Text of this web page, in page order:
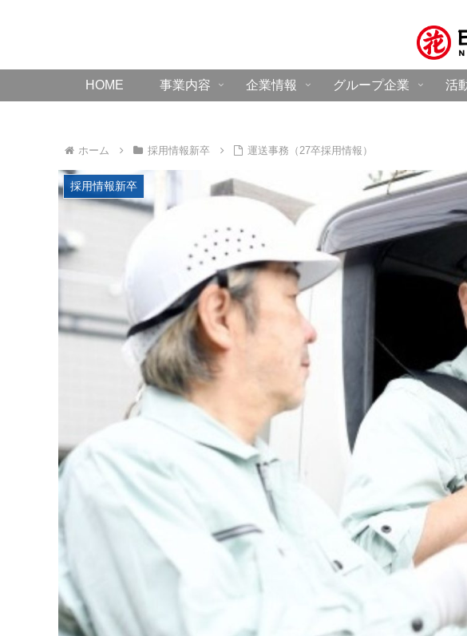
HOME 事業内容 企業情報 グループ企業 活
ホーム 採用情報新卒 運送事務（27卒採用情報）
採用情報新卒